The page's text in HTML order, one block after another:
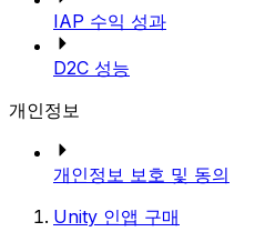
IAP 수익 성과
D2C 성능
개인정보
개인정보 보호 및 동의
Unity 인앱 구매